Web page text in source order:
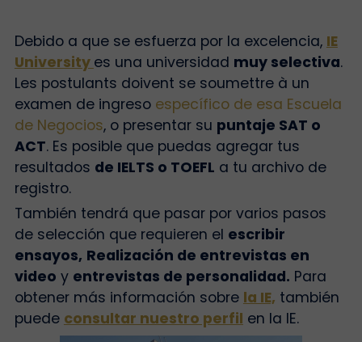
Debido a que se esfuerza por la excelencia, IE
University es una universidad muy selectiva.
Les postulants doivent se soumettre à un
examen de ingreso específico de esa Escuela
de Negocios, o presentar su puntaje SAT o
ACT. Es posible que puedas agregar tus
resultados de IELTS o TOEFL a tu archivo de
registro.
También tendrá que pasar por varios pasos
de selección que requieren el escribir
ensayos, Realización de entrevistas en
video y entrevistas de personalidad. Para
obtener más información sobre la IE, también
puede consultar nuestro perfil en la IE.